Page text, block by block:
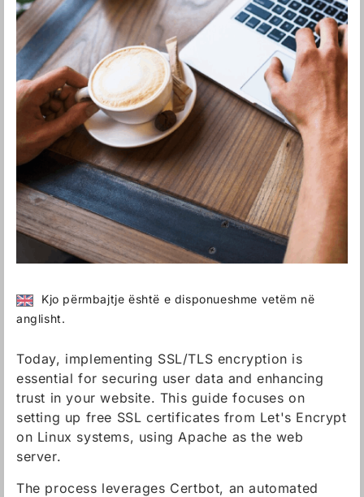
Kjo përmbajtje është e disponueshme vetëm në
anglisht.
Today, implementing SSL/TLS encryption is
essential for securing user data and enhancing
trust in your website. This guide focuses on
setting up free SSL certificates from Let's Encrypt
on Linux systems, using Apache as the web
server.
The process leverages Certbot, an automated